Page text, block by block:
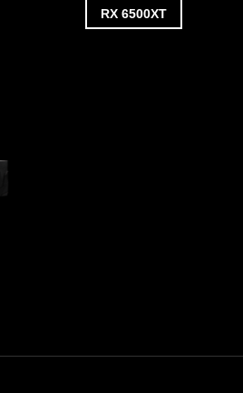
RX 6500XT